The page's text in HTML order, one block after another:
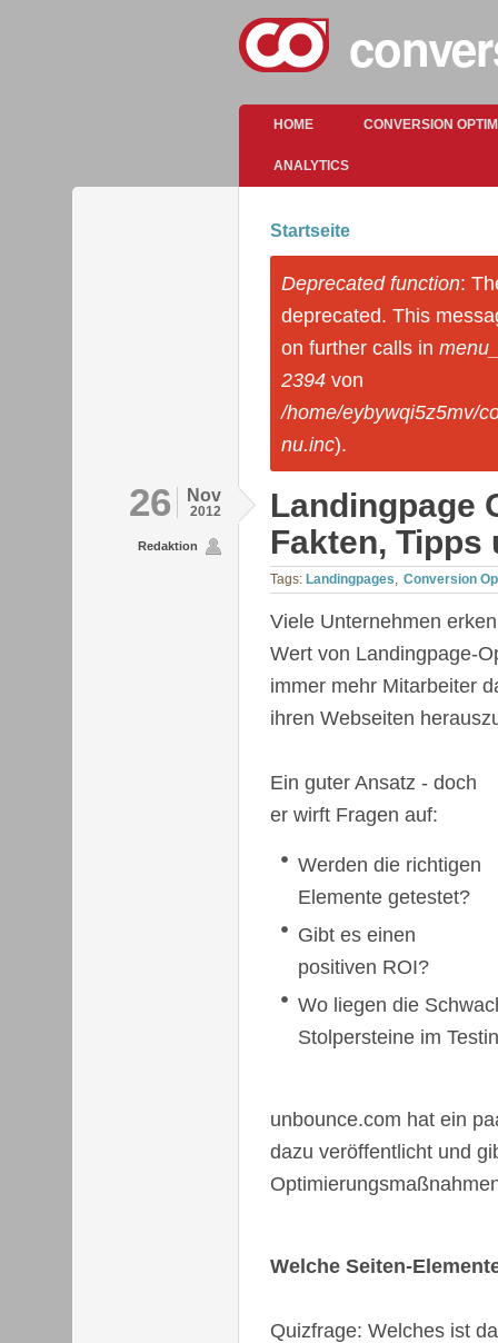
Hauptmenü
HOME CONVERSION
ANALYTICS
Sie sind hier
Startseite
Fehlermeldung
Deprecated function:
deprecated. This
on further calls in
2394 von
/home/eybywqi5z5mv/
nu.inc).
26 Nov
2012
Redaktion
Landingpage
Fakten, Tipps
Tags: Landingpages Conversion
Viele Unternehmen
Wert von Landingpage-
immer mehr Mitarbeiter
ihren Webseiten
Ein guter Ansatz - doch
er wirft Fragen auf:
Werden die richtigen
Elemente getestet?
Gibt es einen
positiven ROI?
Wo liegen die
Stolpersteine im
unbounce.com hat ein
dazu veröffentlicht und
Welche Seiten-
Quizfrage: Welches ist